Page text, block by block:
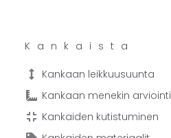
Kankaista
Kankaan leikkuusuunta
Kankaan menekin arviointi
Kankaiden kutistuminen